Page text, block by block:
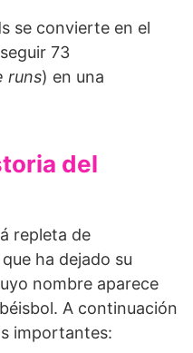
se convierte en el
73
runs) en una
del
repleta de
ha dejado su
nombre aparece
A continuación
importantes: